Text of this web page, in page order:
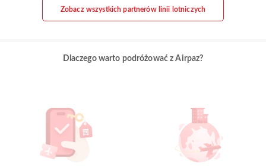
Zobacz wszystkich partnerów linii lotniczych
Dlaczego warto podróżować z Airpaz?